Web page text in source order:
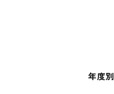
年度別